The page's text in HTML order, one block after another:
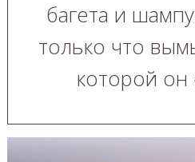
багета и
только что
которой он